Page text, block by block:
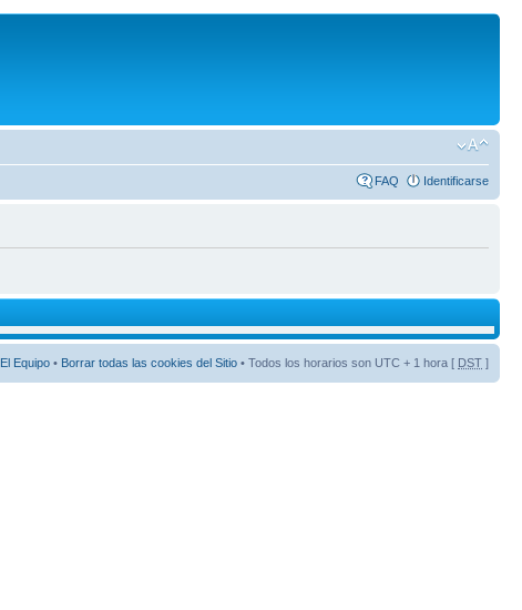
FAQ Identificarse
El Equipo • Borrar todas las cookies del Sitio • Todos los horarios son UTC + 1 hora [ DST ]